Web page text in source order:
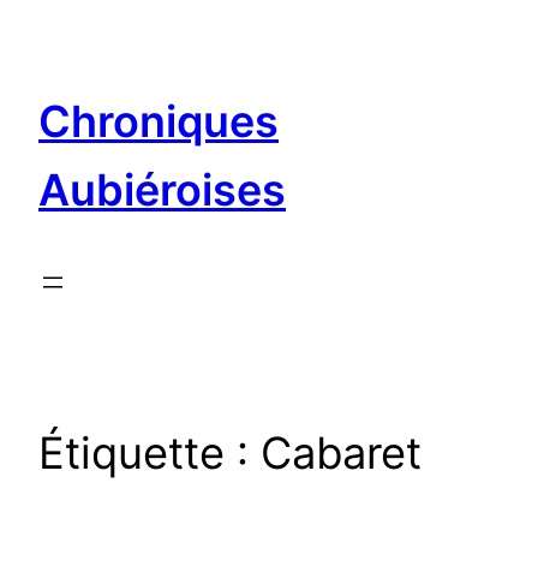
Chroniques
Aubiéroises
Étiquette : Cabaret